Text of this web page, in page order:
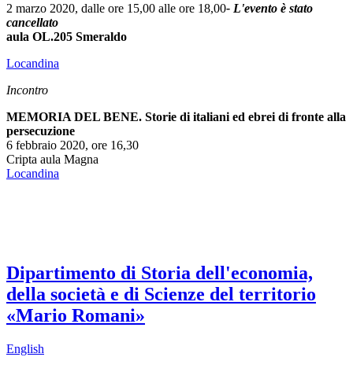
2 marzo 2020, dalle ore 15,00 alle ore 18,00- L'evento è stato
cancellato
aula OL.205 Smeraldo
Locandina
Incontro
MEMORIA DEL BENE. Storie di italiani ed ebrei di fronte alla
persecuzione
6 febbraio 2020, ore 16,30
Cripta aula Magna
Locandina
Dipartimento di Storia dell'economia,
della società e di Scienze del territorio
«Mario Romani»
English